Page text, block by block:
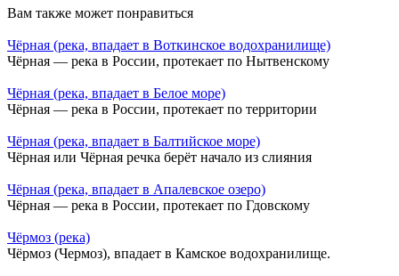
Вам также может понравиться
Чёрная (река, впадает в Воткинское водохранилище)
Чёрная — река в России, протекает по Нытвенскому
Чёрная (река, впадает в Белое море)
Чёрная — река в России, протекает по территории
Чёрная (река, впадает в Балтийское море)
Чёрная или Чёрная речка берёт начало из слияния
Чёрная (река, впадает в Апалевское озеро)
Чёрная — река в России, протекает по Гдовскому
Чёрмоз (река)
Чёрмоз (Чермоз), впадает в Камское водохранилище.